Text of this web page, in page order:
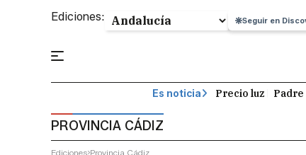
Ediciones: Seguir en
Es noticia Precio luz Padre
PROVINCIA CÁDIZ
Ediciones Provincia Cádiz